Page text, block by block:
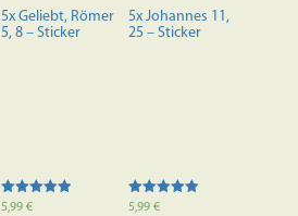
5x Geliebt, Römer
5, 8 – Sticker
Bewertet mit
5,99 €
5x Johannes 11,
25 – Sticker
Bewertet mit
5,99€